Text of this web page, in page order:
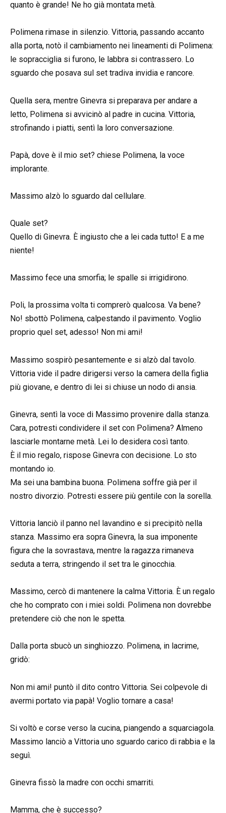
quanto è grande! Ne ho già montata metà.
Polimena rimase in silenzio. Vittoria, passando accanto
alla porta, notò il cambiamento nei lineamenti di Polimena:
le sopracciglia si furono, le labbra si contrassero. Lo
sguardo che posava sul set tradiva invidia e rancore.
Quella sera, mentre Ginevra si preparava per andare a
letto, Polimena si avvicinò al padre in cucina. Vittoria,
strofinando i piatti, sentì la loro conversazione.
Papà, dove è il mio set? chiese Polimena, la voce
implorante.
Massimo alzò lo sguardo dal cellulare.
Quale set?
Quello di Ginevra. È ingiusto che a lei cada tutto! E a me
niente!
Massimo fece una smorfia; le spalle si irrigidirono.
Poli, la prossima volta ti comprerò qualcosa. Va bene?
No! sbottò Polimena, calpestando il pavimento. Voglio
proprio quel set, adesso! Non mi ami!
Massimo sospirò pesantemente e si alzò dal tavolo.
Vittoria vide il padre dirigersi verso la camera della figlia
più giovane, e dentro di lei si chiuse un nodo di ansia.
Ginevra, sentì la voce di Massimo provenire dalla stanza.
Cara, potresti condividere il set con Polimena? Almeno
lasciarle montarne metà. Lei lo desidera così tanto.
È il mio regalo, rispose Ginevra con decisione. Lo sto
montando io.
Ma sei una bambina buona. Polimena soffre già per il
nostro divorzio. Potresti essere più gentile con la sorella.
Vittoria lanciò il panno nel lavandino e si precipitò nella
stanza. Massimo era sopra Ginevra, la sua imponente
figura che la sovrastava, mentre la ragazza rimaneva
seduta a terra, stringendo il set tra le ginocchia.
Massimo, cercò di mantenere la calma Vittoria. È un regalo
che ho comprato con i miei soldi. Polimena non dovrebbe
pretendere ciò che non le spetta.
Dalla porta sbucò un singhiozzo. Polimena, in lacrime,
gridò:
Non mi ami! puntò il dito contro Vittoria. Sei colpevole di
avermi portato via papà! Voglio tornare a casa!
Si voltò e corse verso la cucina, piangendo a squarciagola.
Massimo lanciò a Vittoria uno sguardo carico di rabbia e la
seguì.
Ginevra fissò la madre con occhi smarriti.
Mamma, che è successo?